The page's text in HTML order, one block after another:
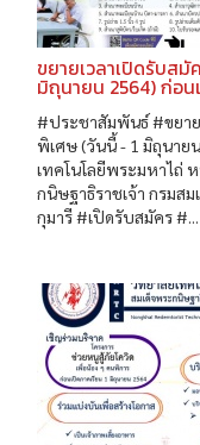
ขยายเวลาเปิดรับสมั
มิถุนายน 2564) ก่อน
#ประชาสัมพันธ์ #ขยาย
พิเศษ (วันนี้ - 1 มิถุนาย
เทคโนโลยีพระมหาไถ่
กนิษฐาธิราชเจ้า กรมส
กุมารี #เปิดรับสมัคร #...